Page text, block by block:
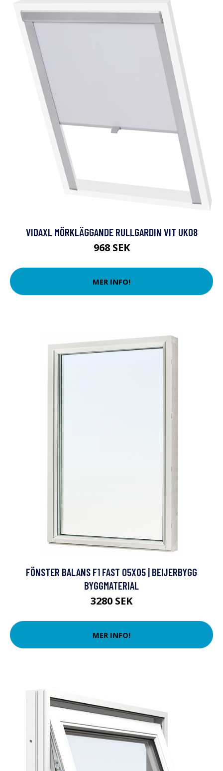
VIDAXL MÖRKLÄGGANDE RULLGARDIN VIT UK08
968 SEK
MER INFO!
FÖNSTER BALANS F1 FAST 05X05 | BEIJERBYGG
BYGGMATERIAL
3280 SEK
MER INFO!